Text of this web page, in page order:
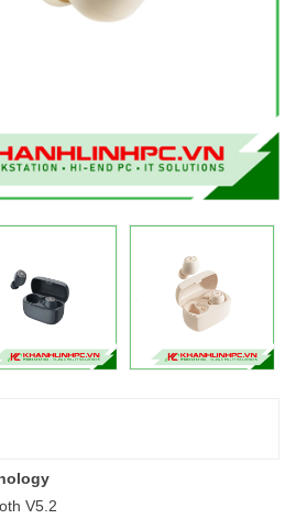
V5.2